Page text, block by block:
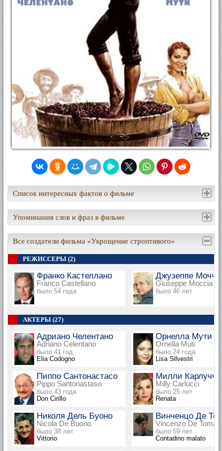
Список интересных фактов о фильме
Упоминания слов и фраз в фильме
Все создатели фильма «Укрощение строптивого»
РЕЖИССЕРЫ (2)
Франко Кастеллано
Franco Castellano
было 54 года
Джузеппе Мочча
Giuseppe Moccia
было 46 лет
АКТЕРЫ (27)
Адриано Челентано
Adriano Celentano
было 41 год
Elia Codogno
Орнелла Мути
Ornella Muti
было 24 года
Lisa Silvestri
Пиппо Сантонастасо
Pippo Santonastaso
было 43 года
Don Cirillo
Милли Карлуччи
Milly Carlucci
было 25 лет
Renata
Николя Дель Буоно
Nicola De Buono
было 38 лет
Vittorio
Винченцо Де
Vincenzo De Toma
было 59 лет
Contadino malato